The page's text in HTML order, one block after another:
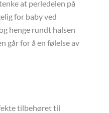
at perledelen på
for baby ved
henge rundt halsen
går for å en følelse av
tilbehøret til